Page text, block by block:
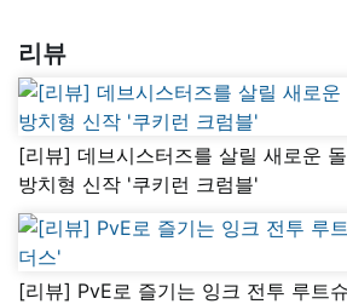
리뷰
[리뷰] 데브시스터즈를 살릴 새로운
방치형 신작 '쿠키런 크럼블'
[리뷰] PvE로 즐기는 잉크 전투 루트